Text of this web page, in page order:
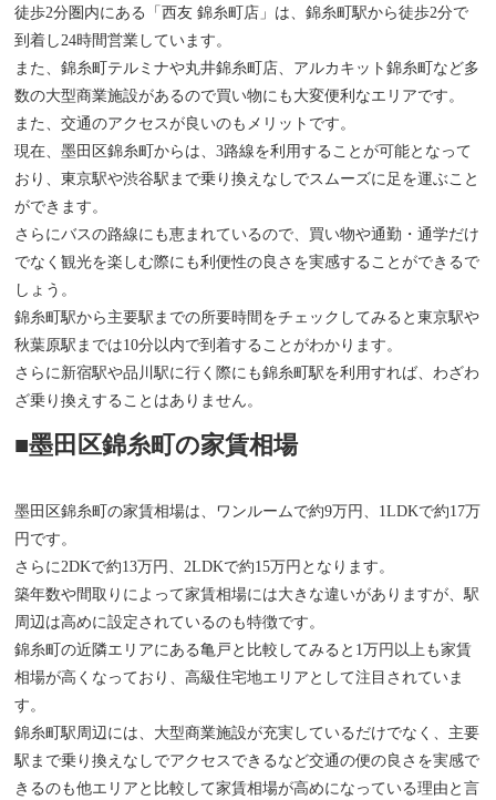
徒歩2分圏内にある「西友 錦糸町店」は、錦糸町駅から徒歩2分で
到着し24時間営業しています。
また、錦糸町テルミナや丸井錦糸町店、アルカキット錦糸町など多
数の大型商業施設があるので買い物にも大変便利なエリアです。
また、交通のアクセスが良いのもメリットです。
現在、墨田区錦糸町からは、3路線を利用することが可能となって
おり、東京駅や渋谷駅まで乗り換えなしでスムーズに足を運ぶこと
ができます。
さらにバスの路線にも恵まれているので、買い物や通勤・通学だけ
でなく観光を楽しむ際にも利便性の良さを実感することができるで
しょう。
錦糸町駅から主要駅までの所要時間をチェックしてみると東京駅や
秋葉原駅までは10分以内で到着することがわかります。
さらに新宿駅や品川駅に行く際にも錦糸町駅を利用すれば、わざわ
ざ乗り換えすることはありません。
■墨田区錦糸町の家賃相場
墨田区錦糸町の家賃相場は、ワンルームで約9万円、1LDKで約17万
円です。
さらに2DKで約13万円、2LDKで約15万円となります。
築年数や間取りによって家賃相場には大きな違いがありますが、駅
周辺は高めに設定されているのも特徴です。
錦糸町の近隣エリアにある亀戸と比較してみると1万円以上も家賃
相場が高くなっており、高級住宅地エリアとして注目されていま
す。
錦糸町駅周辺には、大型商業施設が充実しているだけでなく、主要
駅まで乗り換えなしでアクセスできるなど交通の便の良さを実感で
きるのも他エリアと比較して家賃相場が高めになっている理由と言